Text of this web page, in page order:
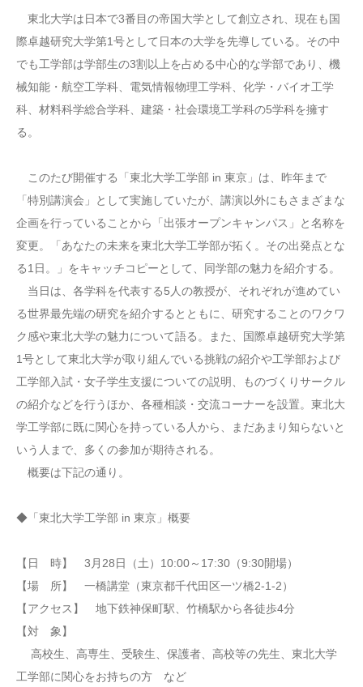
東北大学は日本で3番目の帝国大学として創立され、現在も国
際卓越研究大学第1号として日本の大学を先導している。その中
でも工学部は学部生の3割以上を占める中心的な学部であり、機
械知能・航空工学科、電気情報物理工学科、化学・バイオ工学
科、材料科学総合学科、建築・社会環境工学科の5学科を擁す
る。
このたび開催する「東北大学工学部 in 東京」は、昨年まで
「特別講演会」として実施していたが、講演以外にもさまざまな
企画を行っていることから「出張オープンキャンパス」と名称を
変更。「あなたの未来を東北大学工学部が拓く。その出発点とな
る1日。」をキャッチコピーとして、同学部の魅力を紹介する。
当日は、各学科を代表する5人の教授が、それぞれが進めてい
る世界最先端の研究を紹介するとともに、研究することのワクワ
ク感や東北大学の魅力について語る。また、国際卓越研究大学第
1号として東北大学が取り組んでいる挑戦の紹介や工学部および
工学部入試・女子学生支援についての説明、ものづくりサークル
の紹介などを行うほか、各種相談・交流コーナーを設置。東北大
学工学部に既に関心を持っている人から、まだあまり知らないと
いう人まで、多くの参加が期待される。
概要は下記の通り。
◆「東北大学工学部 in 東京」概要
【日 時】 3月28日（土）10:00～17:30（9:30開場）
【場 所】 一橋講堂（東京都千代田区一ツ橋2-1-2）
【アクセス】 地下鉄神保町駅、竹橋駅から各徒歩4分
【対 象】
高校生、高専生、受験生、保護者、高校等の先生、東北大学
工学部に関心をお持ちの方 など